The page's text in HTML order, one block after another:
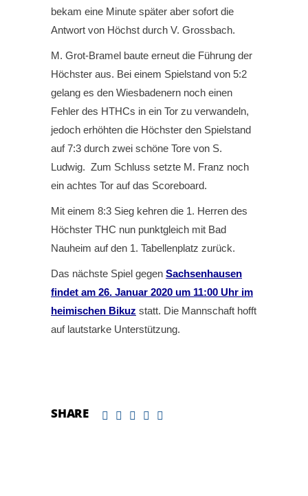
bekam eine Minute später aber sofort die
Antwort von Höchst durch V. Grossbach.
M. Grot-Bramel baute erneut die Führung der
Höchster aus. Bei einem Spielstand von 5:2
gelang es den Wiesbadenern noch einen
Fehler des HTHCs in ein Tor zu verwandeln,
jedoch erhöhten die Höchster den Spielstand
auf 7:3 durch zwei schöne Tore von S.
Ludwig. Zum Schluss setzte M. Franz noch
ein achtes Tor auf das Scoreboard.
Mit einem 8:3 Sieg kehren die 1. Herren des
Höchster THC nun punktgleich mit Bad
Nauheim auf den 1. Tabellenplatz zurück.
Das nächste Spiel gegen Sachsenhausen
findet am 26. Januar 2020 um 11:00 Uhr im
heimischen Bikuz statt. Die Mannschaft hofft
auf lautstarke Unterstützung.
SHARE